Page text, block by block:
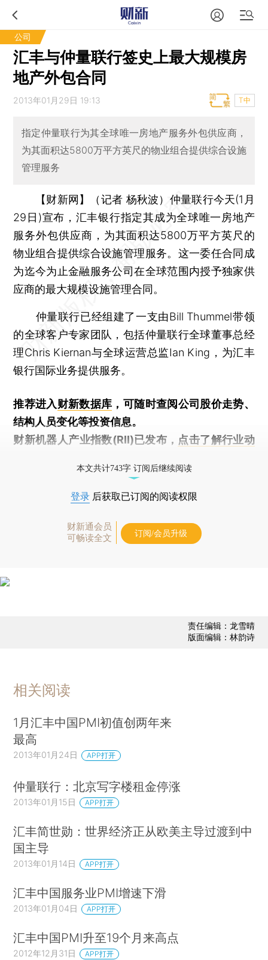
公司
汇丰与仲量联行签史上最大规模房
地产外包合同
2013年01月29日 19:13 T中
指定仲量联行为其全球唯一房地产服务外包供应商，
为其面积达5800万平方英尺的物业组合提供综合设施
管理服务
【财新网】（记者 杨秋波） 仲量联行今天(1月
29日)宣布，汇丰银行指定其成为全球唯一房地产
服务外包供应商，为其面积达5800万平方英尺的
物业组合提供综合设施管理服务。这一委任合同成
为迄今为止金融服务公司在全球范围内授予独家供
应商的最大规模设施管理合同。
仲量联行已经组建了一支由Bill Thummel带领
的全球客户专家团队，包括仲量联行全球董事总经
理Chris Kiernan与全球运营总监Ian King，为汇丰
银行国际业务提供服务。
推荐进入财新数据库 ，可随时查阅公司股价走势、
结构人员变化等投资信息。
财新机器人产业指数(RII)已发布， 点击了解行业动
本文共计743字 订阅后继续阅读
登录 后获取已订阅的阅读权限
财新通会员
可畅读全文
订阅/会员升级
责任编辑：龙雪晴
版面编辑：林韵诗
相关阅读
1月汇丰中国PMI初值创两年来
最高
2013年01月24日 APP打开
仲量联行：北京写字楼租金停涨
2013年01月15日 APP打开
汇丰简世勋：世界经济正从欧美主导过渡到中
国主导
2013年01月14日 APP打开
汇丰中国服务业PMI增速下滑
2013年01月04日 APP打开
汇丰中国PMI升至19个月来高点
2012年12月31日 APP打开